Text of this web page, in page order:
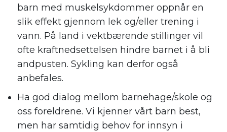
barn med muskelsykdommer oppnår en
slik effekt gjennom lek og/eller trening i
vann. På land i vektbærende stillinger vil
ofte kraftnedsettelsen hindre barnet i å bli
andpusten. Sykling kan derfor også
anbefales.
Ha god dialog mellom barnehage/skole og
oss foreldrene. Vi kjenner vårt barn best,
men har samtidig behov for innsyn i